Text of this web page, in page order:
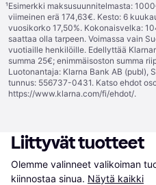
¹Esimerkki maksusuunnitelmasta:
viimeinen erä 174,63€. Kesto: 6
vuosikorko 17,50%. Kokonaisvelka:
saattaa olla tarpeen. Voimassa vain
vuotiaille henkilöille. Edellyttää
summa 25€; enimmäisoston summa
Luotonantaja: Klarna Bank AB (publ),
tunnus: 556737-0431. Katso ehdot
https://www.klarna.com/fi/ehdot/.
Liittyvät tuotteet
Olemme valinneet valikoiman
kiinnostaa sinua. Näytä kaikki